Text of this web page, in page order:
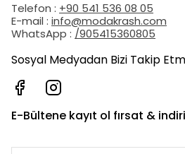
Telefon : +90 541 536 08 05
E-mail : info@modakrash.com
WhatsApp : /905415360805
Sosyal Medyadan Bizi Takip
E-Bültene kayıt ol fırsat &